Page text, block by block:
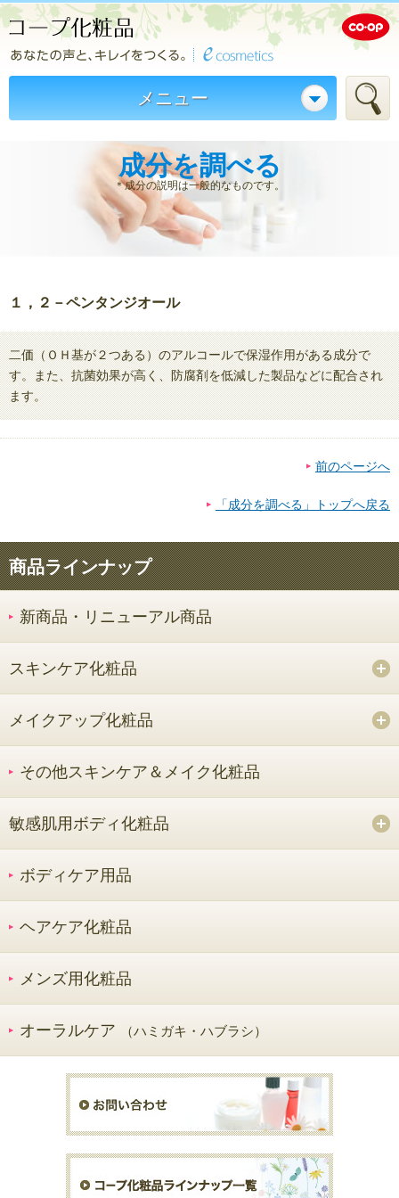
メニュー
成分を調べる
＊成分の説明は一般的なものです。
１，２－ペンタンジオール
二価（ＯＨ基が２つある）のアルコールで保湿作用がある成分で
す。また、抗菌効果が高く、防腐剤を低減した製品などに配合され
ます。
前のページへ
「成分を調べる」トップへ戻る
商品ラインナップ
新商品・リニューアル商品
スキンケア化粧品
メイクアップ化粧品
その他スキンケア＆メイク化粧品
敏感肌用ボディ化粧品
ボディケア用品
ヘアケア化粧品
メンズ用化粧品
オーラルケア （ハミガキ・ハブラシ）